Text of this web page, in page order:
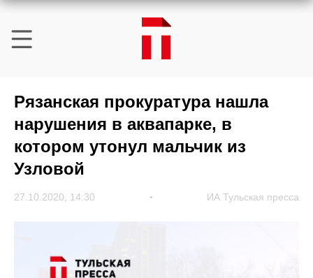
Рязанская прокуратура нашла
нарушения в аквапарке, в
котором утонул мальчик из
Узловой
27.10.2020, 14:30 ИА Тульская пресса